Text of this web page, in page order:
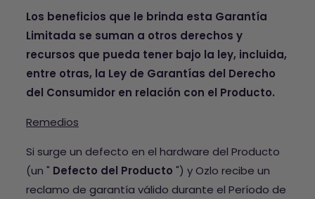
Los beneficios que le brinda esta Garantía
Limitada se suman a otros derechos y
recursos que pueda tener bajo la ley, incluida,
entre otras, la Ley de Garantías del Derecho
del Consumidor en relación con el Producto.
Remedios
Si surge un defecto en el hardware del Producto
(un " Defecto del Producto ") y Ozlo recibe un
reclamo de garantía válido durante el Período de